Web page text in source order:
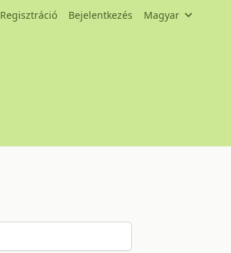
Regisztráció Bejelentkezés Magyar